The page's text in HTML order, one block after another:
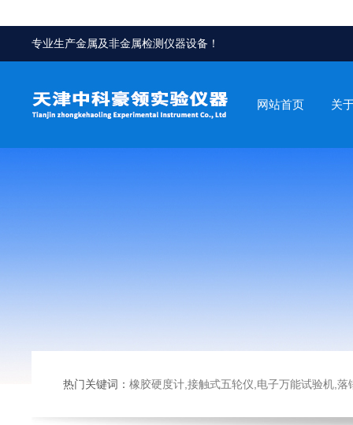
专业生产金属及非金属检测仪器设备！
网站首页 关
热门关键词： 橡胶硬度计,接触式五轮仪,电子万能试验机,落锤冲击试验机,数显